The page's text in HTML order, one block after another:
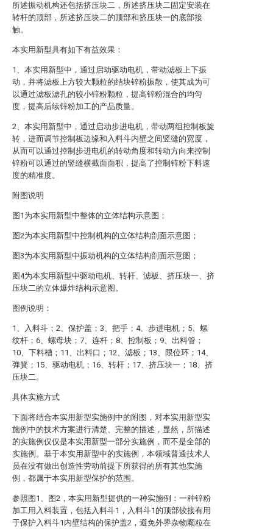
所述振动机构还包括挤压块二，所述挤压块二固定安装在
转杆的顶部，所述挤压块二的顶部和挤压块一的底部接
触。
本实用新型具有如下有益效果：
1、本实用新型中，通过启动驱动电机，带动滤板上下振
动，并将滤板上方较大颗粒的结块锌粉振散，使其成为可
以通过滤板滤孔的较小锌粉颗粒，提高锌粉混合的均匀
度，提高后续锌粉加工的产品质量。
2、本实用新型中，通过启动步进电机，带动两组控制板旋
转，进而调节控制板边缘和入料斗内壁之间竖缝的宽度，
从而可以通过控制步进电机的转动角度和转动方向来控制
锌粉可以通过的竖缝横截面面积，提高了控制锌粉下料速
度的精准度。
附图说明
图1为本实用新型中整体的立体结构示意图；
图2为本实用新型中控制机构的立体结构剖面示意图；
图3为本实用新型中振动机构的立体结构剖面示意图；
图4为本实用新型中驱动电机、转杆、滤板、挤压块一、挤
压块二的立体爆炸结构示意图。
图例说明：
1、入料斗；2、保护盖；3、把手；4、步进电机；5、螺
纹杆；6、螺母块；7、连杆；8、控制板；9、出料管；
10、下料槽；11、出料口；12、滤板；13、限位环；14、
弹簧；15、驱动电机；16、转杆；17、挤压块一；18、挤
压块二。
具体实施方式
下面将结合本实用新型实施例中的附图，对本实用新型实
施例中的技术方案进行清楚、完整的描述，显然，所描述
的实施例仅仅是本实用新型一部分实施例，而不是全部的
实施例。基于本实用新型中的实施例，本领域普通技术人
员在没有做出创造性劳动前提下所获得的所有其他实施
例，都属于本实用新型保护的范围。
参照图1、图2，本实用新型提供的一种实施例：一种锌粉
加工用入料装置，包括入料斗1，入料斗1的顶部铰接有用
于保护入料斗1内壁结构的保护盖2，避免外界杂物颗粒在